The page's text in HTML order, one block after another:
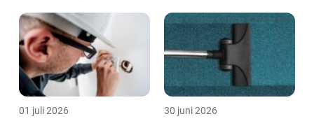
01 juli 2026 30 juni 2026